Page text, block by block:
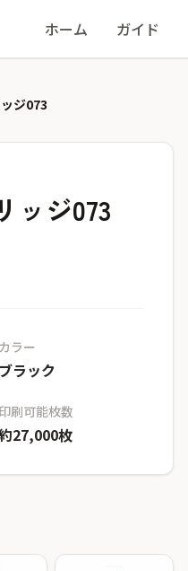
ホーム ガイド
ジ073
ッジ073
カラー
ブラック
印刷可能枚数
27,000枚